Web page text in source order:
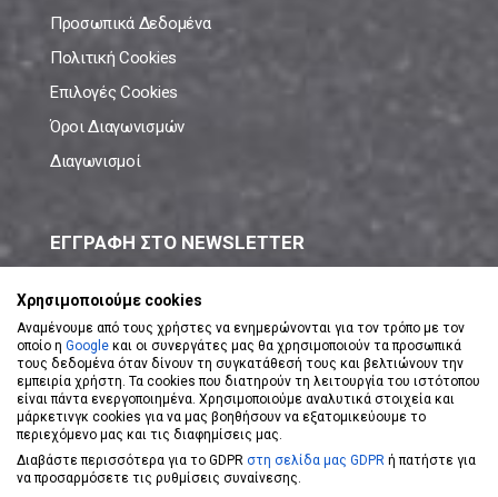
Προσωπικά Δεδομένα
Πολιτική Cookies
Επιλογές Cookies
Όροι Διαγωνισμών
Διαγωνισμοί
ΕΓΓΡΑΦΗ ΣΤΟ NEWSLETTER
ΕΓΓΡΑΦΗ ΣΤΟ NEWSLETTER
Αποδέχομαι τουςΌρους Χρήσης
Χρησιμοποιούμε cookies
Αναμένουμε από τους χρήστες να ενημερώνονται για τον τρόπο με τον
οποίο η Google και οι συνεργάτες μας θα χρησιμοποιούν τα προσωπικά
τους δεδομένα όταν δίνουν τη συγκατάθεσή τους και βελτιώνουν την
εμπειρία χρήστη. Τα cookies που διατηρούν τη λειτουργία του ιστότοπου
είναι πάντα ενεργοποιημένα. Χρησιμοποιούμε αναλυτικά στοιχεία και
μάρκετινγκ cookies για να μας βοηθήσουν να εξατομικεύουμε το
περιεχόμενο μας και τις διαφημίσεις μας.
Διαβάστε περισσότερα για το GDPR στη σελίδα μας GDPR ή πατήστε για
να προσαρμόσετε τις ρυθμίσεις συναίνεσης.